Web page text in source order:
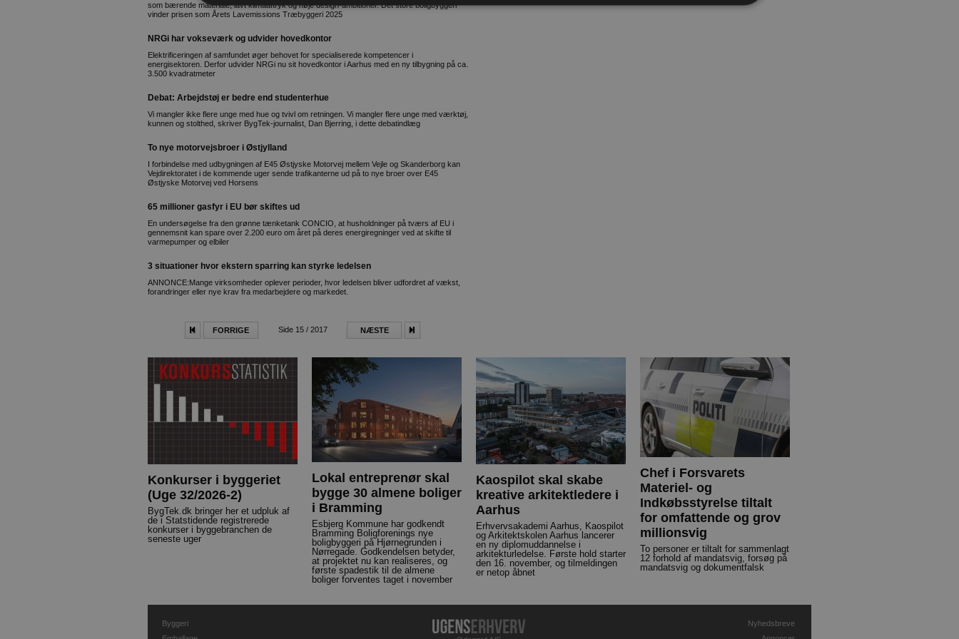
som bærende materiale, lavt klimaaftryk og høje design-ambitioner. Det store boligbyggeri
vinder prisen som Årets Lavemissions Træbyggeri 2025
NRGi har vokseværk og udvider hovedkontor
Elektrificeringen af samfundet øger behovet for specialiserede kompetencer i
energisektoren. Derfor udvider NRGi nu sit hovedkontor i Aarhus med en ny tilbygning på ca.
3.500 kvadratmeter
Debat: Arbejdstøj er bedre end studenterhue
Vi mangler ikke flere unge med hue og tvivl om retningen. Vi mangler flere unge med værktøj,
kunnen og stolthed, skriver BygTek-journalist, Dan Bjerring, i dette debatindlæg
To nye motorvejsbroer i Østjylland
I forbindelse med udbygningen af E45 Østjyske Motorvej mellem Vejle og Skanderborg kan
Vejdirektoratet i de kommende uger sende trafikanterne ud på to nye broer over E45
Østjyske Motorvej ved Horsens
65 millioner gasfyr i EU bør skiftes ud
En undersøgelse fra den grønne tænketank CONCIO, at husholdninger på tværs af EU i
gennemsnit kan spare over 2.200 euro om året på deres energiregninger ved at skifte til
varmepumper og elbiler
3 situationer hvor ekstern sparring kan styrke ledelsen
ANNONCE:Mange virksomheder oplever perioder, hvor ledelsen bliver udfordret af vækst,
forandringer eller nye krav fra medarbejdere og markedet.
FORRIGE Side 15 / 2017 NÆSTE
Konkurser i byggeriet
(Uge 32/2026-2)
BygTek.dk bringer her et udpluk af
de i Statstidende registrerede
konkurser i byggebranchen de
seneste uger
Lokal entreprenør skal
bygge 30 almene boliger
i Bramming
Esbjerg Kommune har godkendt
Bramming Boligforenings nye
boligbyggeri på Hjørnegrunden i
Nørregade. Godkendelsen betyder,
at projektet nu kan realiseres, og
første spadestik til de almene
boliger forventes taget i november
Kaospilot skal skabe
kreative arkitektledere i
Aarhus
Erhvervsakademi Aarhus, Kaospilot
og Arkitektskolen Aarhus lancerer
en ny diplomuddannelse i
arkitekturledelse. Første hold starter
den 16. november, og tilmeldingen
er netop åbnet
Chef i Forsvarets
Materiel- og
Indkøbsstyrelse tiltalt
for omfattende og grov
millionsvig
To personer er tiltalt for sammenlagt
12 forhold af mandatsvig, forsøg på
mandatsvig og dokumentfalsk
Byggeri
Nyhedsbreve